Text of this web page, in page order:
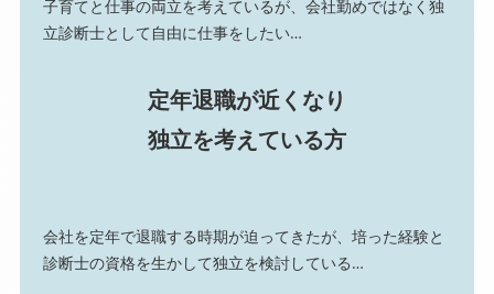
子育てと仕事の両立を考えているが、会社勤めではなく独
立診断士として自由に仕事をしたい…
定年退職が近くなり
独立を考えている方
会社を定年で退職する時期が迫ってきたが、培った経験と
診断士の資格を生かして独立を検討している…